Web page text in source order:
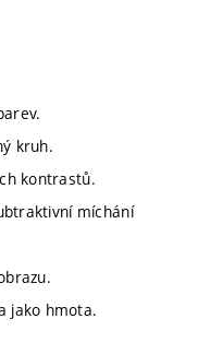
kruh.
kontrastů.
míchání
jako hmota.